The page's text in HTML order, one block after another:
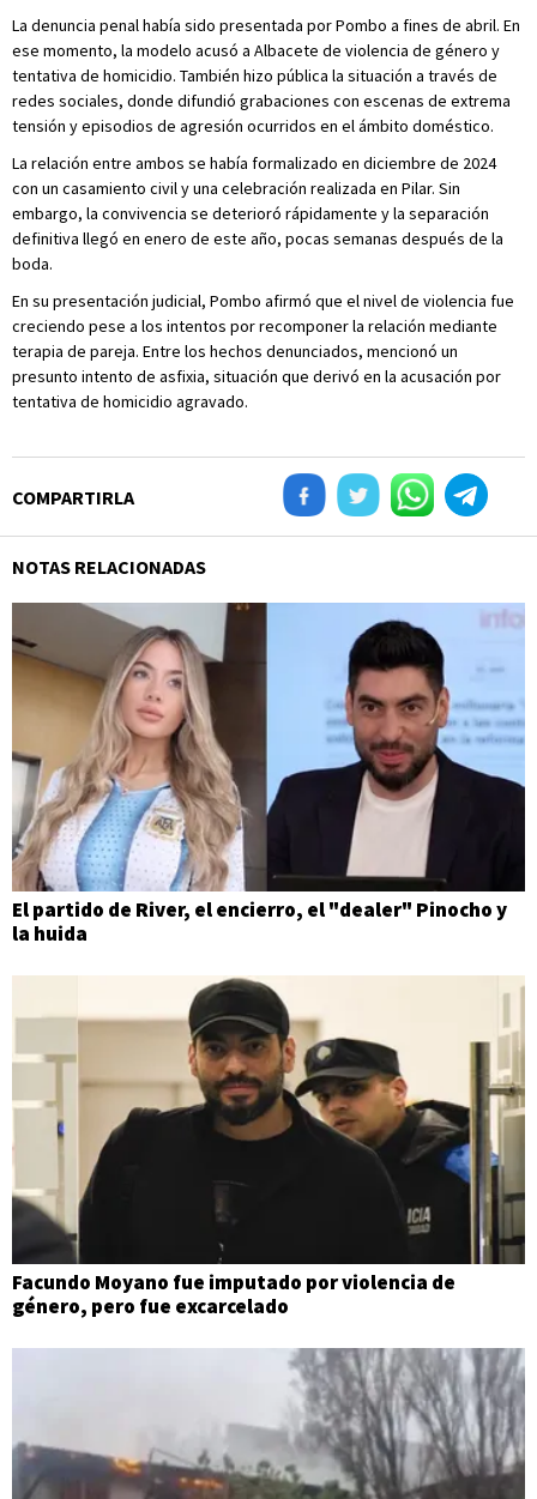
La denuncia penal había sido presentada por Pombo a fines de abril. En
ese momento, la modelo acusó a Albacete de violencia de género y
tentativa de homicidio. También hizo pública la situación a través de
redes sociales, donde difundió grabaciones con escenas de extrema
tensión y episodios de agresión ocurridos en el ámbito doméstico.
La relación entre ambos se había formalizado en diciembre de 2024
con un casamiento civil y una celebración realizada en Pilar. Sin
embargo, la convivencia se deterioró rápidamente y la separación
definitiva llegó en enero de este año, pocas semanas después de la
boda.
En su presentación judicial, Pombo afirmó que el nivel de violencia fue
creciendo pese a los intentos por recomponer la relación mediante
terapia de pareja. Entre los hechos denunciados, mencionó un
presunto intento de asfixia, situación que derivó en la acusación por
tentativa de homicidio agravado.
COMPARTIRLA
NOTAS RELACIONADAS
El partido de River, el encierro, el "dealer" Pinocho y
la huida
Facundo Moyano fue imputado por violencia de
género, pero fue excarcelado